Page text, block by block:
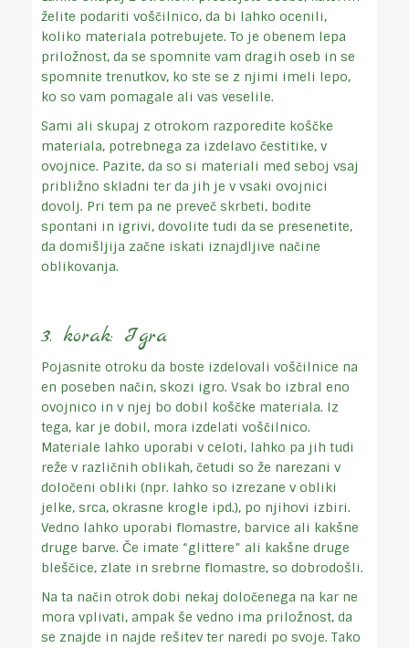
želite podariti voščilnico, da bi lahko ocenili,
koliko materiala potrebujete. To je obenem lepa
priložnost, da se spomnite vam dragih oseb in se
spomnite trenutkov, ko ste se z njimi imeli lepo,
ko so vam pomagale ali vas veselile.
Sami ali skupaj z otrokom razporedite koščke
materiala, potrebnega za izdelavo čestitike, v
ovojnice. Pazite, da so si materiali med seboj vsaj
približno skladni ter da jih je v vsaki ovojnici
dovolj. Pri tem pa ne preveč skrbeti, bodite
spontani in igrivi, dovolite tudi da se presenetite,
da domišljija začne iskati iznajdljive načine
oblikovanja.
3. korak: Igra
Pojasnite otroku da boste izdelovali voščilnice na
en poseben način, skozi igro. Vsak bo izbral eno
ovojnico in v njej bo dobil koščke materiala. Iz
tega, kar je dobil, mora izdelati voščilnico.
Materiale lahko uporabi v celoti, lahko pa jih tudi
reže v različnih oblikah, četudi so že narezani v
določeni obliki (npr. lahko so izrezane v obliki
jelke, srca, okrasne krogle ipd.), po njihovi izbiri.
Vedno lahko uporabi flomastre, barvice ali kakšne
druge barve. Če imate “glittere” ali kakšne druge
bleščice, zlate in srebrne flomastre, so dobrodošli.
Na ta način otrok dobi nekaj določenega na kar ne
mora vplivati, ampak še vedno ima priložnost, da
se znajde in najde rešitev ter naredi po svoje. Tako